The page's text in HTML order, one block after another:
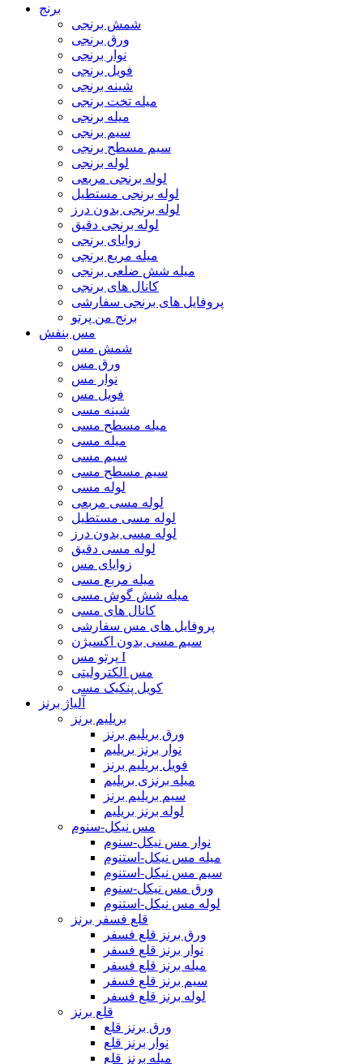
برنج
شمش برنجی
ورق برنجی
نوار برنجی
فویل برنجی
شینه برنجی
میله تخت برنجی
میله برنجی
سیم برنجی
سیم مسطح برنجی
لوله برنجی
لوله برنجی مربعی
لوله برنجی مستطیل
لوله برنجی بدون درز
لوله برنجی دقیق
زوایای برنجی
میله مربع برنجی
میله شش ضلعی برنجی
کانال های برنجی
پروفایل های برنجی سفارشی
برنج من پرتو
مس بنفش
شمش مس
ورق مس
نوار مس
فویل مس
شینه مسی
میله مسطح مسی
میله مسی
سیم مسی
سیم مسطح مسی
لوله مسی
لوله مسی مربعی
لوله مسی مستطیل
لوله مسی بدون درز
لوله مسی دقیق
زوایای مس
میله مربع مسی
میله شش گوش مسی
کانال های مسی
پروفایل های مس سفارشی
سیم مسی بدون اکسیژن
پرتو مس I
مس الکترولیتی
کویل پنکیک مسی
آلیاژ برنز
بریلیم برنز
ورق بریلیم برنز
نوار برنز بریلیم
فویل بریلیم برنز
میله برنزی بریلیم
سیم بریلیم برنز
لوله برنز بریلیم
مس نیکل-سنوم
نوار مس نیکل-سنوم
میله مس نیکل-استنوم
سیم مس نیکل-استنوم
ورق مس نیکل-سنوم
لوله مس نیکل-استنوم
قلع فسفر برنز
ورق برنز قلع فسفر
نوار برنز قلع فسفر
میله برنز قلع فسفر
سیم برنز قلع فسفر
لوله برنز قلع فسفر
قلع برنز
ورق برنز قلع
نوار برنز قلع
میله برنز قلع